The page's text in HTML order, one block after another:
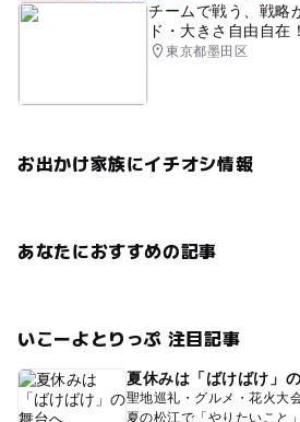
チームで戦う、戦略
ド・大きさ自由自在！
東京都墨田区
お出かけ家族にイチオシ情報
あなたにおすすめの記事
いこーよとりっぷ 注目記事
夏休みは「ばけばけ」
聖地巡礼・グルメ・花火大
夏の松江で「やりたいこと